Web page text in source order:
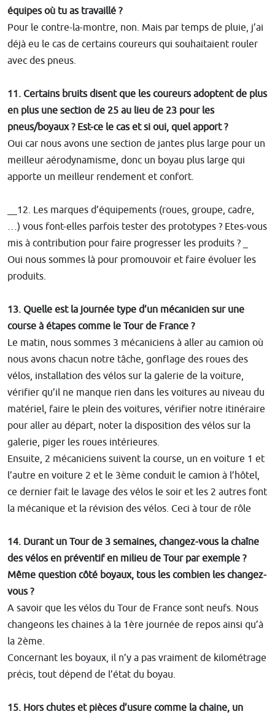
équipes où tu as travaillé ?
Pour le contre-la-montre, non. Mais par temps de pluie, j’ai
déjà eu le cas de certains coureurs qui souhaitaient rouler
avec des pneus.
11. Certains bruits disent que les coureurs adoptent de plus
en plus une section de 25 au lieu de 23 pour les
pneus/boyaux ? Est-ce le cas et si oui, quel apport ?
Oui car nous avons une section de jantes plus large pour un
meilleur aérodynamisme, donc un boyau plus large qui
apporte un meilleur rendement et confort.
__12. Les marques d’équipements (roues, groupe, cadre,
…) vous font-elles parfois tester des prototypes ? Etes-vous
mis à contribution pour faire progresser les produits ? _
Oui nous sommes là pour promouvoir et faire évoluer les
produits.
13. Quelle est la journée type d’un mécanicien sur une
course à étapes comme le Tour de France ?
Le matin, nous sommes 3 mécaniciens à aller au camion où
nous avons chacun notre tâche, gonflage des roues des
vélos, installation des vélos sur la galerie de la voiture,
vérifier qu’il ne manque rien dans les voitures au niveau du
matériel, faire le plein des voitures, vérifier notre itinéraire
pour aller au départ, noter la disposition des vélos sur la
galerie, piger les roues intérieures.
Ensuite, 2 mécaniciens suivent la course, un en voiture 1 et
l’autre en voiture 2 et le 3ème conduit le camion à l’hôtel,
ce dernier fait le lavage des vélos le soir et les 2 autres font
la mécanique et la révision des vélos. Ceci à tour de rôle
14. Durant un Tour de 3 semaines, changez-vous la chaîne
des vélos en préventif en milieu de Tour par exemple ?
Même question côté boyaux, tous les combien les changez-
vous ?
A savoir que les vélos du Tour de France sont neufs. Nous
changeons les chaines à la 1ère journée de repos ainsi qu’à
la 2ème.
Concernant les boyaux, il n’y a pas vraiment de kilométrage
précis, tout dépend de l’état du boyau.
15. Hors chutes et pièces d’usure comme la chaine, un